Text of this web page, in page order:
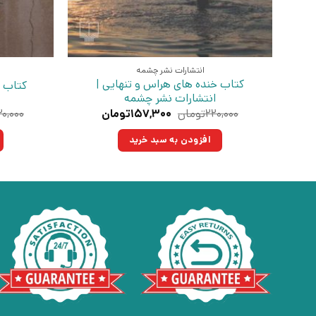
انتشارات نشر چشمه
کتاب خنده های هراس و تنهایی |
انتشارات نشر چشمه
۲۲۰,۰۰۰تومان قیمت
۲۲۰,۰۰۰تومان
بود.
۱۵۷,۳۰۰تومانقیمت
افزودن به سبد خرید
کتاب